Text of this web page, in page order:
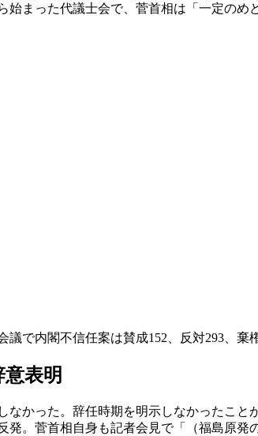
まった代議士会で、菅首相は「一定のめ
議で内閣不信任案は賛成152、反対293、棄
表明
かった。辞任時期を明示しなかったこと
発。菅首相自身も記者会見で「（福島原発